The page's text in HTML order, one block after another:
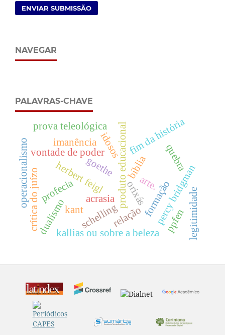
ENVIAR SUBMISSÃO
NAVEGAR
PALAVRAS-CHAVE
kant
herbert feigl bíblia
profecia produto educacional
relação
vontade de poder
acrasia formação
operacionalismo percy bridgman
fim da história
idosos
arte.
schelling
prova teleológica
legitimidade
kallias ou sobre a beleza
goethe
dualismo
crítica do juízo
imanência
quebra
ppfen
orixás